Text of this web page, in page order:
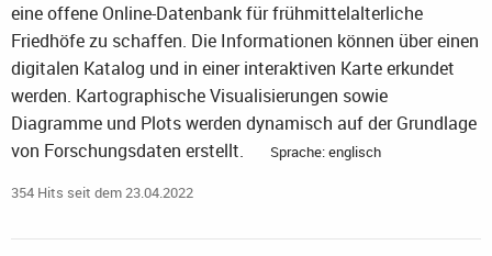
eine offene Online-Datenbank für frühmittelalterliche
Friedhöfe zu schaffen. Die Informationen können über einen
digitalen Katalog und in einer interaktiven Karte erkundet
werden. Kartographische Visualisierungen sowie
Diagramme und Plots werden dynamisch auf der Grundlage
von Forschungsdaten erstellt.
Sprache: englisch
354 Hits seit dem 23.04.2022